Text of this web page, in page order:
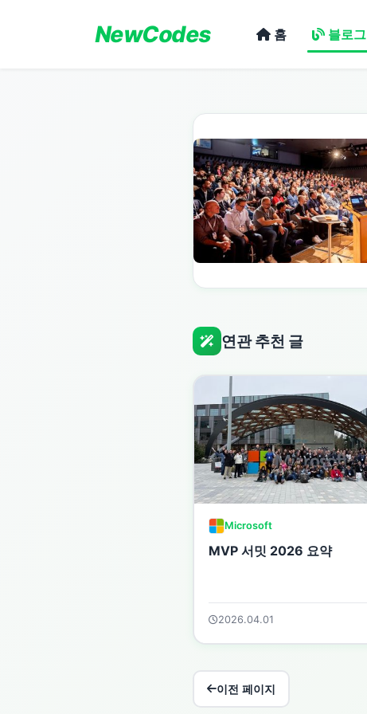
NewCodes 홈 블로그
연관 추천 글
Microsoft
MVP 서밋 2026 요약
2026.04.01
이전 페이지